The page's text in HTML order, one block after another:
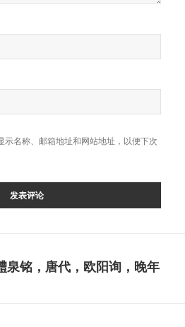
示名称、邮箱地址和网站地址，以便下次
泉铭，唐代，欧阳询，晚年